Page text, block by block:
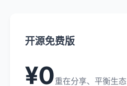
开源免费版
¥0重在分享、平衡生态